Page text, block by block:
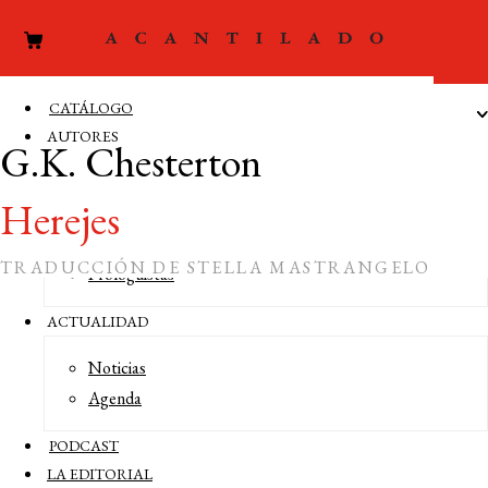
CATÁLOGO
AUTORES
Autores
Editores
Prologuistas
ACTUALIDAD
Noticias
Agenda
PODCAST
LA EDITORIAL
G.K. Chesterton
Herejes
TRADUCCIÓN DE STELLA MASTRANGELO
EDICIÓN AGOTADA (18 €)